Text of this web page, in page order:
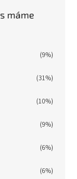
máme
(9%)
(31%)
(10%)
(9%)
(6%)
(6%)